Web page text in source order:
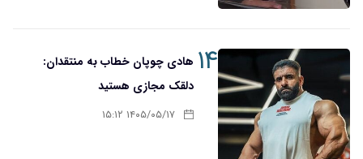
۱۴ هادی چوپان خطاب به منتقدان:
دلقک مجازی هستید
۱۴۰۵/۰۵/۱۷ ۱۵:۱۲